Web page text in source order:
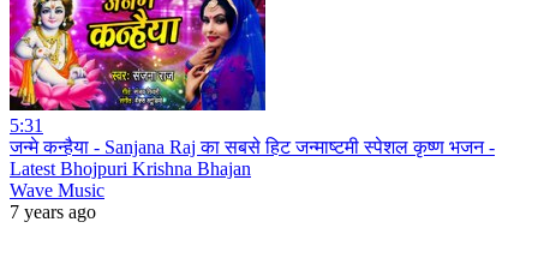
5:31
जन्मे कन्हैया - Sanjana Raj का सबसे हिट जन्माष्टमी स्पेशल कृष्ण भजन -
Latest Bhojpuri Krishna Bhajan
Wave Music
7 years ago